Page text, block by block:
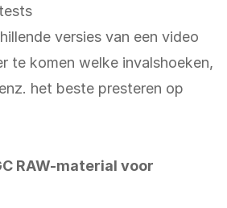
versies van een video
te komen welke invalshoeken,
het beste presteren op
RAW-material voor